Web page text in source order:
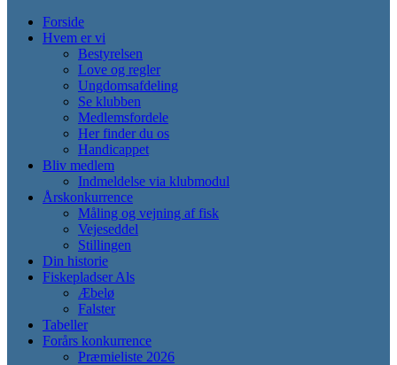
Forside
Hvem er vi
Bestyrelsen
Love og regler
Ungdomsafdeling
Se klubben
Medlemsfordele
Her finder du os
Handicappet
Bliv medlem
Indmeldelse via klubmodul
Årskonkurrence
Måling og vejning af fisk
Vejeseddel
Stillingen
Din historie
Fiskepladser Als
Æbelø
Falster
Tabeller
Forårs konkurrence
Præmieliste 2026